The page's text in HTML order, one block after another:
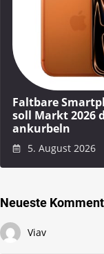
Faltbare
soll Markt 2026
ankurbeln
5. August 2026
Neueste
Viav